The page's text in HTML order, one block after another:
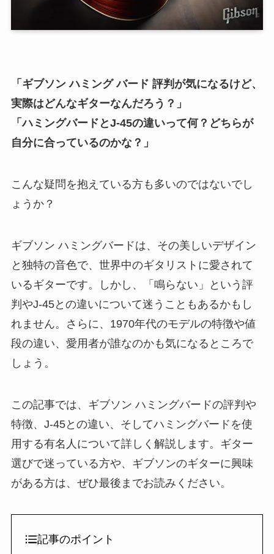
「ギブソン ハミング バード 評判が気になるけど、
実際はどんなギターなんだろう？」
「ハミングバードとJ-45の違いって何？どちらが
自分に合っているのかな？」
こんな疑問を抱えている方も多いのではないでし
ょうか？
ギブソン ハミングバードは、その美しいデザイン
と独特の音色で、世界中のギタリストに愛されて
いるギターです。しかし、「鳴らない」という評
判やJ-45との違いについて迷うこともあるかもし
れません。さらに、1970年代のモデルの特徴や値
段の違い、愛用者が誰なのかも気になるところで
しょう。
この記事では、ギブソン ハミングバードの評判や
特徴、J-45との違い、そしてハミングバードを使
用する有名人について詳しく解説します。ギター
選びで迷っている方や、ギブソンのギターに興味
がある方は、ぜひ最後までお読みください。
記事のポイント